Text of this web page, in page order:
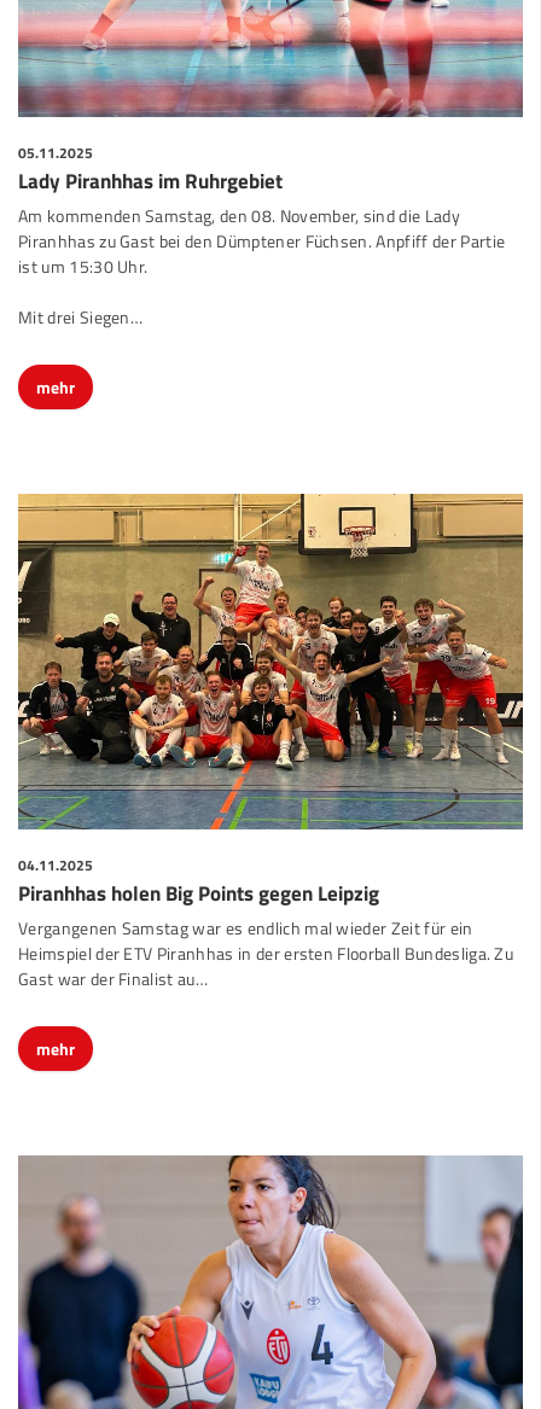
05.11.2025
Lady Piranhhas im Ruhrgebiet
Am kommenden Samstag, den 08. November, sind die Lady
Piranhhas zu Gast bei den Dümptener Füchsen. Anpfiff der Partie
ist um 15:30 Uhr.
Mit drei Siegen…
mehr
04.11.2025
Piranhhas holen Big Points gegen Leipzig
Vergangenen Samstag war es endlich mal wieder Zeit für ein
Heimspiel der ETV Piranhhas in der ersten Floorball Bundesliga. Zu
Gast war der Finalist au…
mehr